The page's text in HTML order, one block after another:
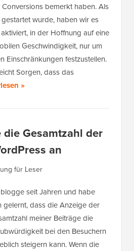
bemerkt haben. Als
wurde, haben wir es
in der Hoffnung auf eine
Geschwindigkeit, nur um
Einschränkungen festzustellen.
Sorgen, dass das
»
die Gesamtzahl der
an
für Leser
seit Jahren und habe
gelernt, dass die Anzeige der
meiner Beiträge die
bei den Besuchern
steigern kann. Wenn die